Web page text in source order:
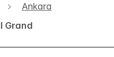
Ankara
Grand